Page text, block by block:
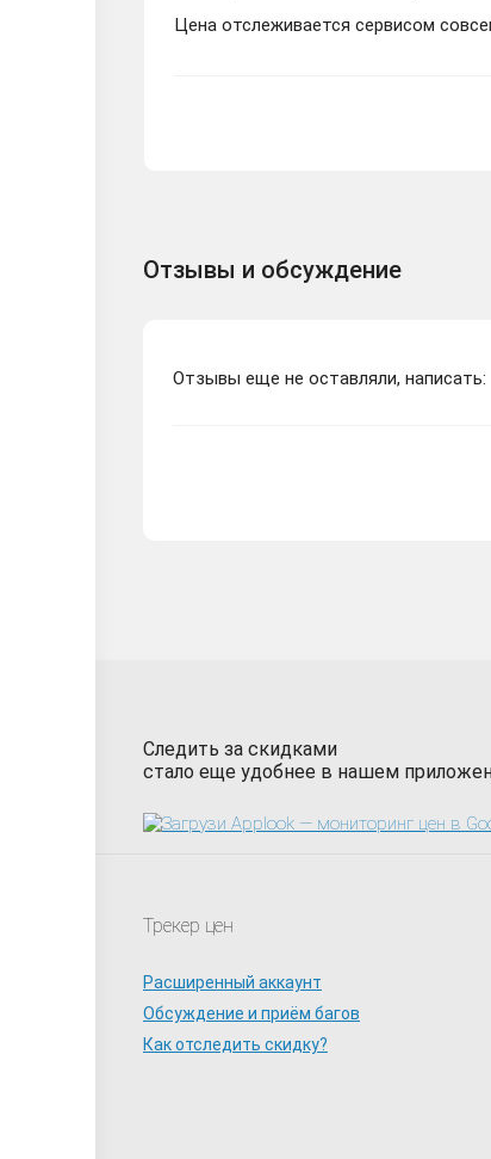
Цена отслеживается сервисом
Отзывы и обсуждение
Отзывы еще не оставляли, написать:
Следить за скидками
стало еще удобнее в нашем
Трекер цен
Расширенный аккаунт
Обсуждение и приём багов
Как отследить скидку?